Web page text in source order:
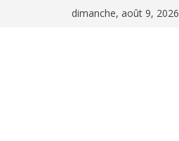
dimanche, août 9, 2026